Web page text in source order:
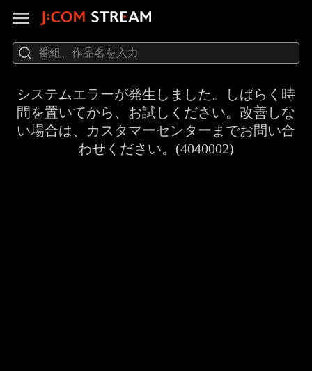
システムエラーが発生しました。しばらく時
間を置いてから、お試しください。改善しな
い場合は、カスタマーセンターまでお問い合
わせください。(4040002)